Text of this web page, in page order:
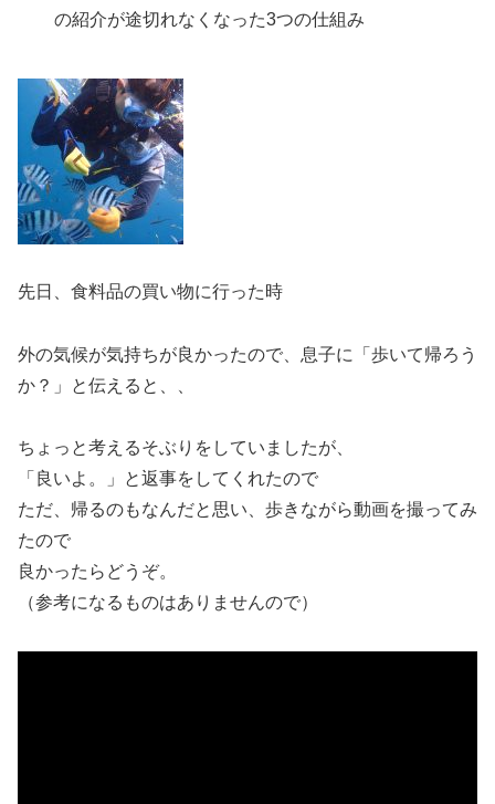
の紹介が途切れなくなった3つの仕組み
先日、食料品の買い物に行った時
外の気候が気持ちが良かったので、息子に「歩いて帰ろう
か？」と伝えると、、
ちょっと考えるそぶりをしていましたが、
「良いよ。」と返事をしてくれたので
ただ、帰るのもなんだと思い、歩きながら動画を撮ってみ
たので
良かったらどうぞ。
（参考になるものはありませんので）